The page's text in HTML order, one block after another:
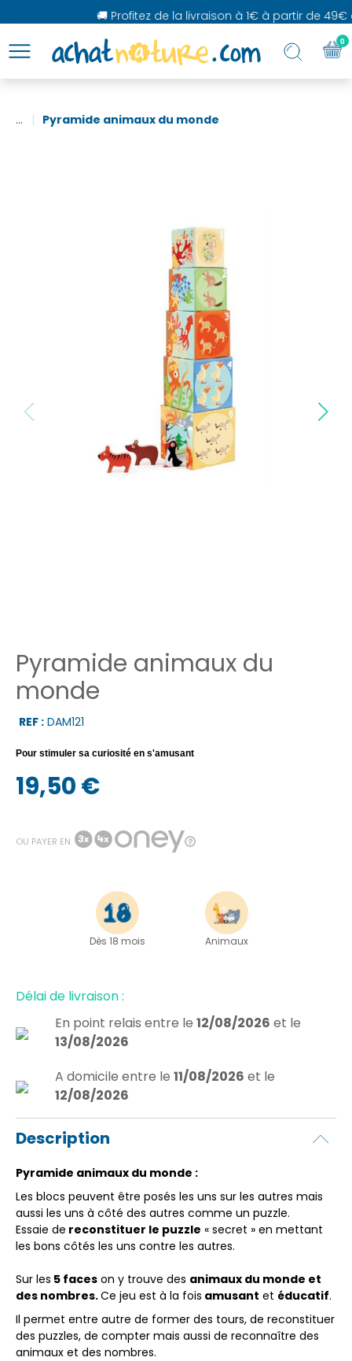
🚚 Profitez de la livraison à 1€ à partir de 49€
... Pyramide animaux du monde
Pyramide animaux du
monde
REF : DAM121
Pour stimuler sa curiosité en s'amusant
19,50 €
OU PAYER EN
Dès 18 mois Animaux
Délai de livraison :
En point relais entre le 12/08/2026 et le
13/08/2026
A domicile entre le 11/08/2026 et le
12/08/2026
Description
Pyramide animaux du monde :
Les blocs peuvent être posés les uns sur les autres mais
aussi les uns à côté des autres comme un puzzle.
Essaie de reconstituer le puzzle « secret » en mettant
les bons côtés les uns contre les autres.
Sur les 5 faces on y trouve des animaux du monde et
des nombres.Ce jeu est à la fois amusant et éducatif.
Il permet entre autre de former des tours, de reconstituer
des puzzles, de compter mais aussi de reconnaître des
animaux et des nombres.
0